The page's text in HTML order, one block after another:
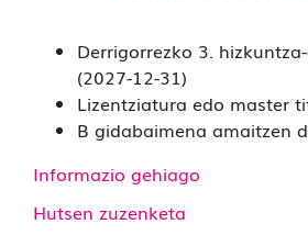
Derrigorrezko 3.
(2027-12-31)
Lizentziatura edo master
B gidabaimena amaitzen
Informazio gehiago
Hutsen zuzenketa